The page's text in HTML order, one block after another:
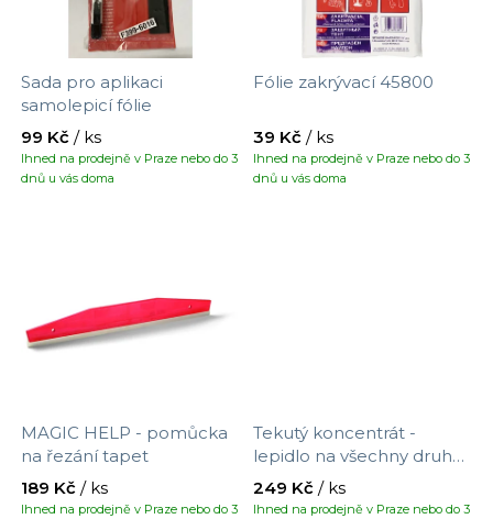
ů
o
d
u
k
Sada pro aplikaci
samolepicí fólie
Ihned na prodejně v Praze nebo do 3
dnů u vás doma
99 Kč / ks
Fólie zakrývací 45800
Ihned na prodejně v Praze nebo do 3
dnů u vás doma
39 Kč / ks
MAGIC HELP - pomůcka
na řezání tapet
Ihned na prodejně v Praze nebo do 3
189 Kč / ks
Tekutý koncentrát -
lepidlo na všechny druhy
tapet
Ihned na prodejně v Praze nebo do 3
249 Kč / ks